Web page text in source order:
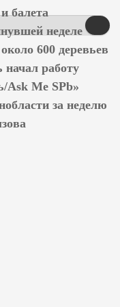
балета
неделе
600 деревьев
начал работу
Ask Me SPb»
за неделю